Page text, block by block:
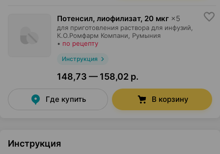
Потенсил, лиофилизат, 20 мкг ×5
для приготовления раствора для инфузий,
К.О.Ромфарм Компани , Румыния
• по рецепту
Инструкция
148,73 — 158,02 р.
Где купить В корзину
Инструкция